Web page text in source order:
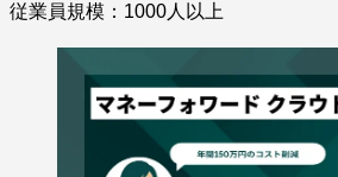
従業員規模：1000人以上